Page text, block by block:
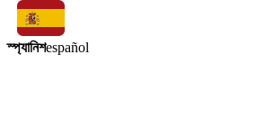
স্প্যানিশespañol